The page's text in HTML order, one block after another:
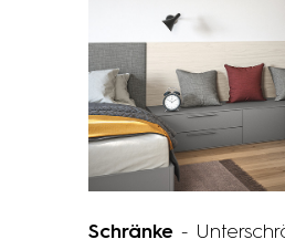
Schränke -